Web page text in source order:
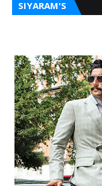
SIYARAM'S